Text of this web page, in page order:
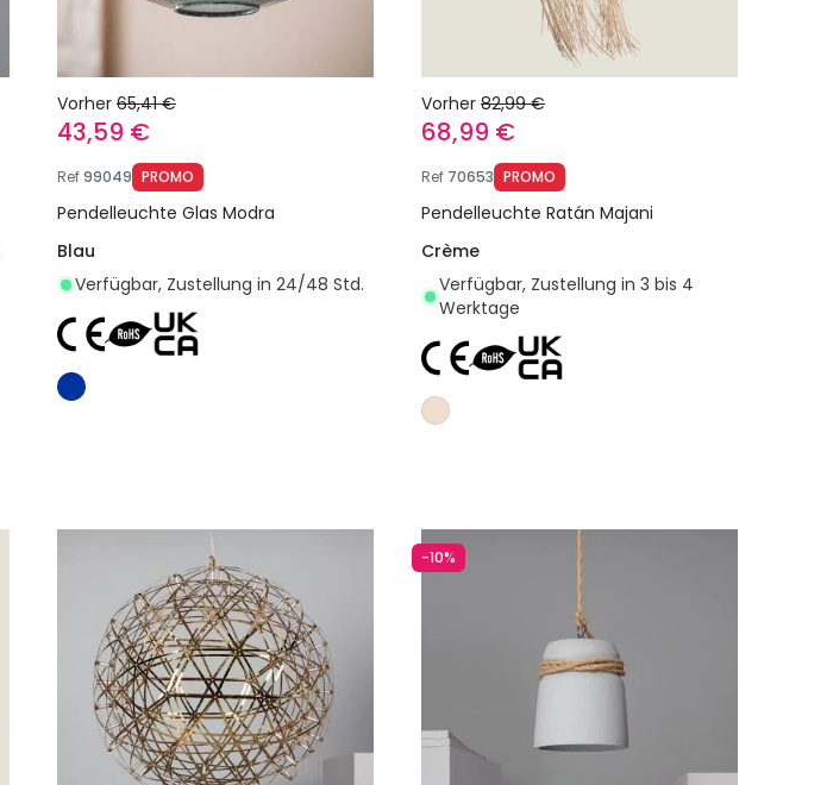
Vorher 65,41 €
43,59 €
Ref99049 PROMO
Pendelleuchte Glas Modra
Blau
Verfügbar, Zustellung in 24/48 Std.
Vorher 82,99 €
68,99 €
Ref 70653 PROMO
Pendelleuchte Ratán Majani
Crème
Verfügbar, Zustellung in 3 bis 4
Werktage
-10%